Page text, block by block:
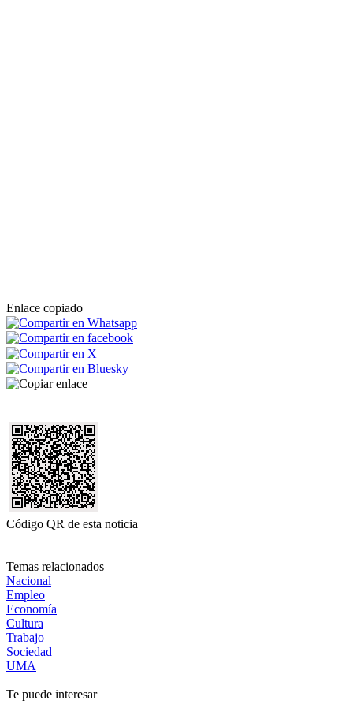
Enlace copiado
Código QR de esta noticia
Temas relacionados
Nacional
Empleo
Economía
Cultura
Trabajo
Sociedad
UMA
Te puede interesar